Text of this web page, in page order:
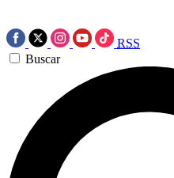
RSS
Buscar